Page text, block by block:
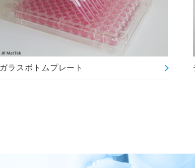
ガラスボトムプレート